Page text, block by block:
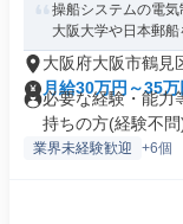
操船システムの電
大阪大学や日本郵
大阪府大阪市鶴見
月給30万円～35万
必要な経験・能力
持ちの方(経験不
業界未経験歓迎 +6個